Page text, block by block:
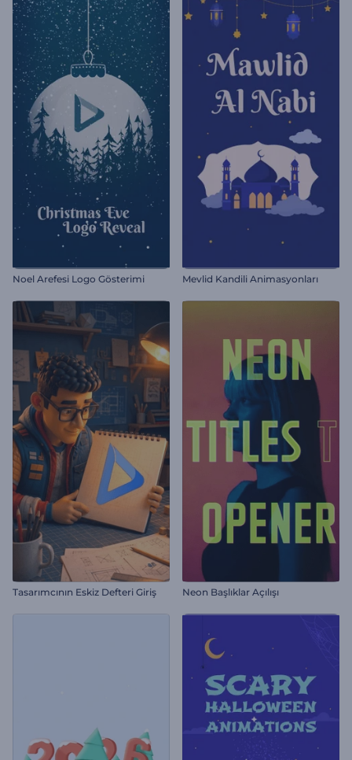
Noel Arefesi Logo Gösterimi Mevlid Kandili Animasyonları
Tasarımcının Eskiz Defteri Giriş Neon Başlıklar Açılışı